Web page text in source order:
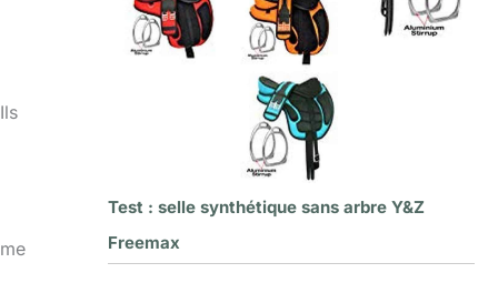
Test : selle synthétique sans arbre Y&Z
Freemax